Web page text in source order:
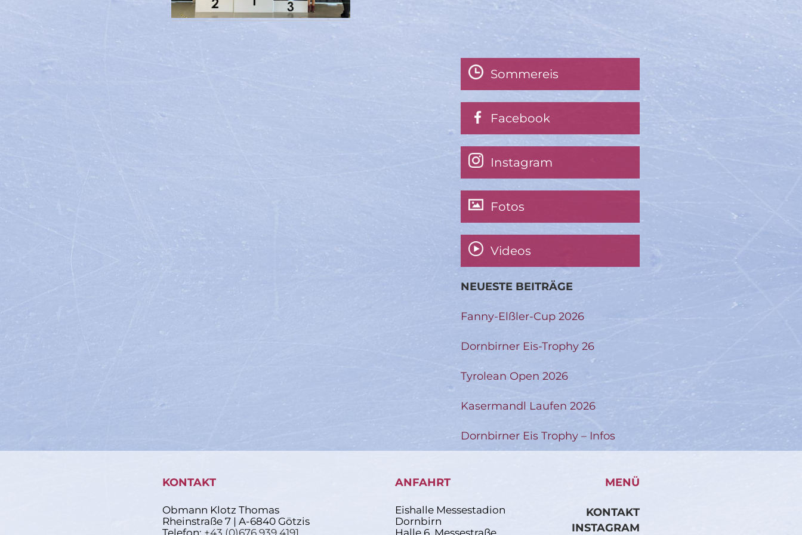
Sommereis
Facebook
Instagram
Fotos
Videos
NEUESTE BEITRÄGE
Fanny-Elßler-Cup 2026
Dornbirner Eis-Trophy 26
Tyrolean Open 2026
Kasermandl Laufen 2026
Dornbirner Eis Trophy – Infos
KONTAKT
Obmann Klotz Thomas
Rheinstraße 7 | A-6840 Götzis
Telefon: +43 (0)676 939 4191
ANFAHRT
Eishalle Messestadion
Dornbirn
Halle 6, Messestraße
MENÜ
KONTAKT
INSTAGRAM